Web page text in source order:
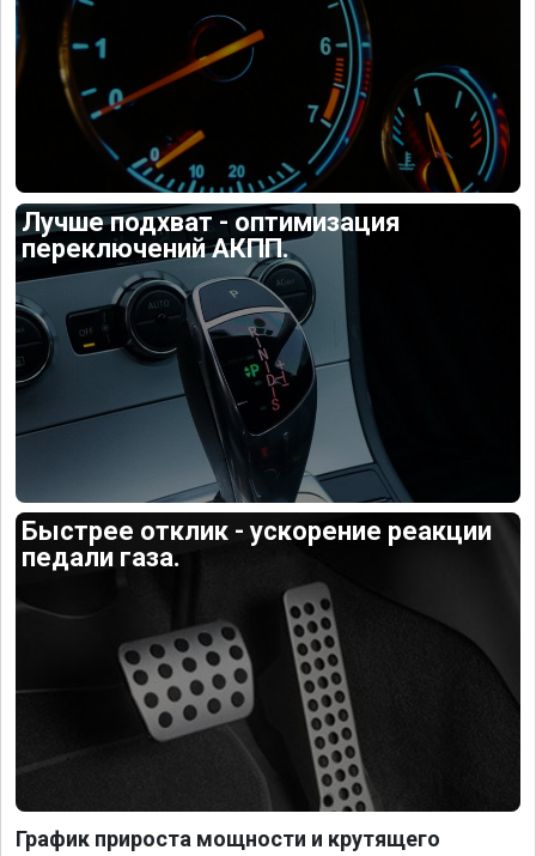
Лучше подхват - оптимизация
переключений АКПП.
Быстрее отклик - ускорение реакции
педали газа.
График прироста мощности и крутящего